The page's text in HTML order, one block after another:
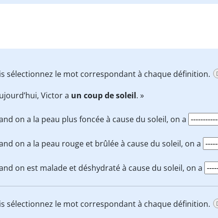
sélectionnez le mot correspondant à chaque définition.
Victor a un coup de soleil. »
on a la peau plus foncée à cause du soleil, on a
on a la peau rouge et brûlée à cause du soleil, on a
on est malade et déshydraté à cause du soleil, on a
sélectionnez le mot correspondant à chaque définition.